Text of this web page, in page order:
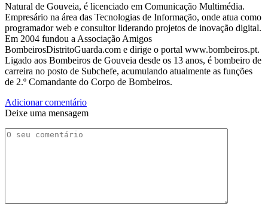
Natural de Gouveia, é licenciado em Comunicação Multimédia.
Empresário na área das Tecnologias de Informação, onde atua como
programador web e consultor liderando projetos de inovação digital.
Em 2004 fundou a Associação Amigos
BombeirosDistritoGuarda.com e dirige o portal www.bombeiros.pt.
Ligado aos Bombeiros de Gouveia desde os 13 anos, é bombeiro de
carreira no posto de Subchefe, acumulando atualmente as funções
de 2.º Comandante do Corpo de Bombeiros.
Adicionar comentário
Deixe uma mensagem